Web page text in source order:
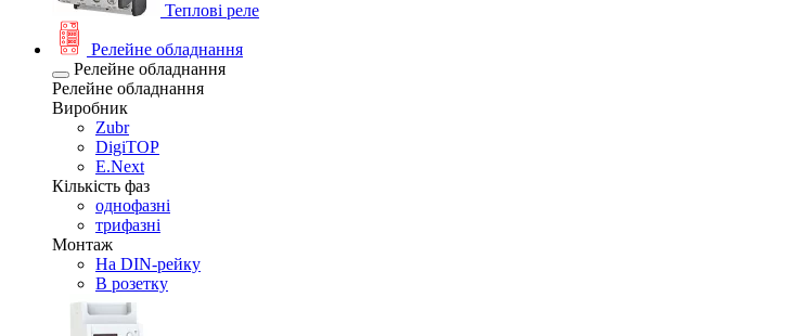
Теплові реле
Релейне обладнання
Релейне обладнання
Релейне обладнання
Виробник
Zubr
DigiTOP
E.Next
Кількість фаз
однофазні
трифазні
Монтаж
На DIN-рейку
В розетку